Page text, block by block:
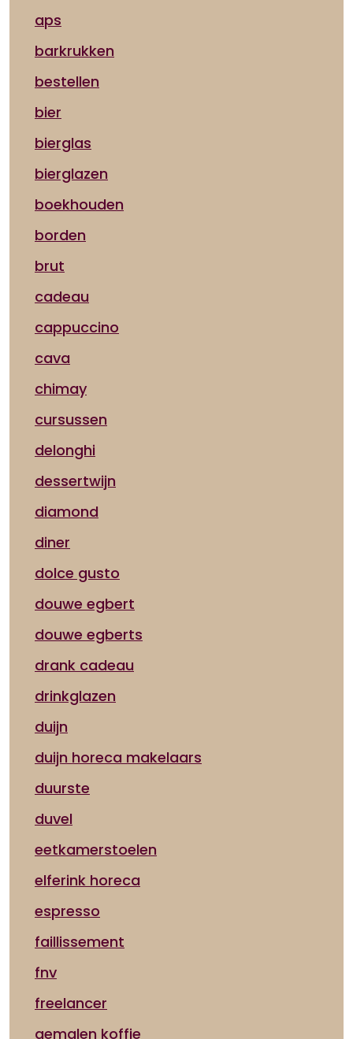
aps
barkrukken
bestellen
bier
bierglas
bierglazen
boekhouden
borden
brut
cadeau
cappuccino
cava
chimay
cursussen
delonghi
dessertwijn
diamond
diner
dolce gusto
douwe egbert
douwe egberts
drank cadeau
drinkglazen
duijn
duijn horeca makelaars
duurste
duvel
eetkamerstoelen
elferink horeca
espresso
faillissement
fnv
freelancer
gemalen koffie